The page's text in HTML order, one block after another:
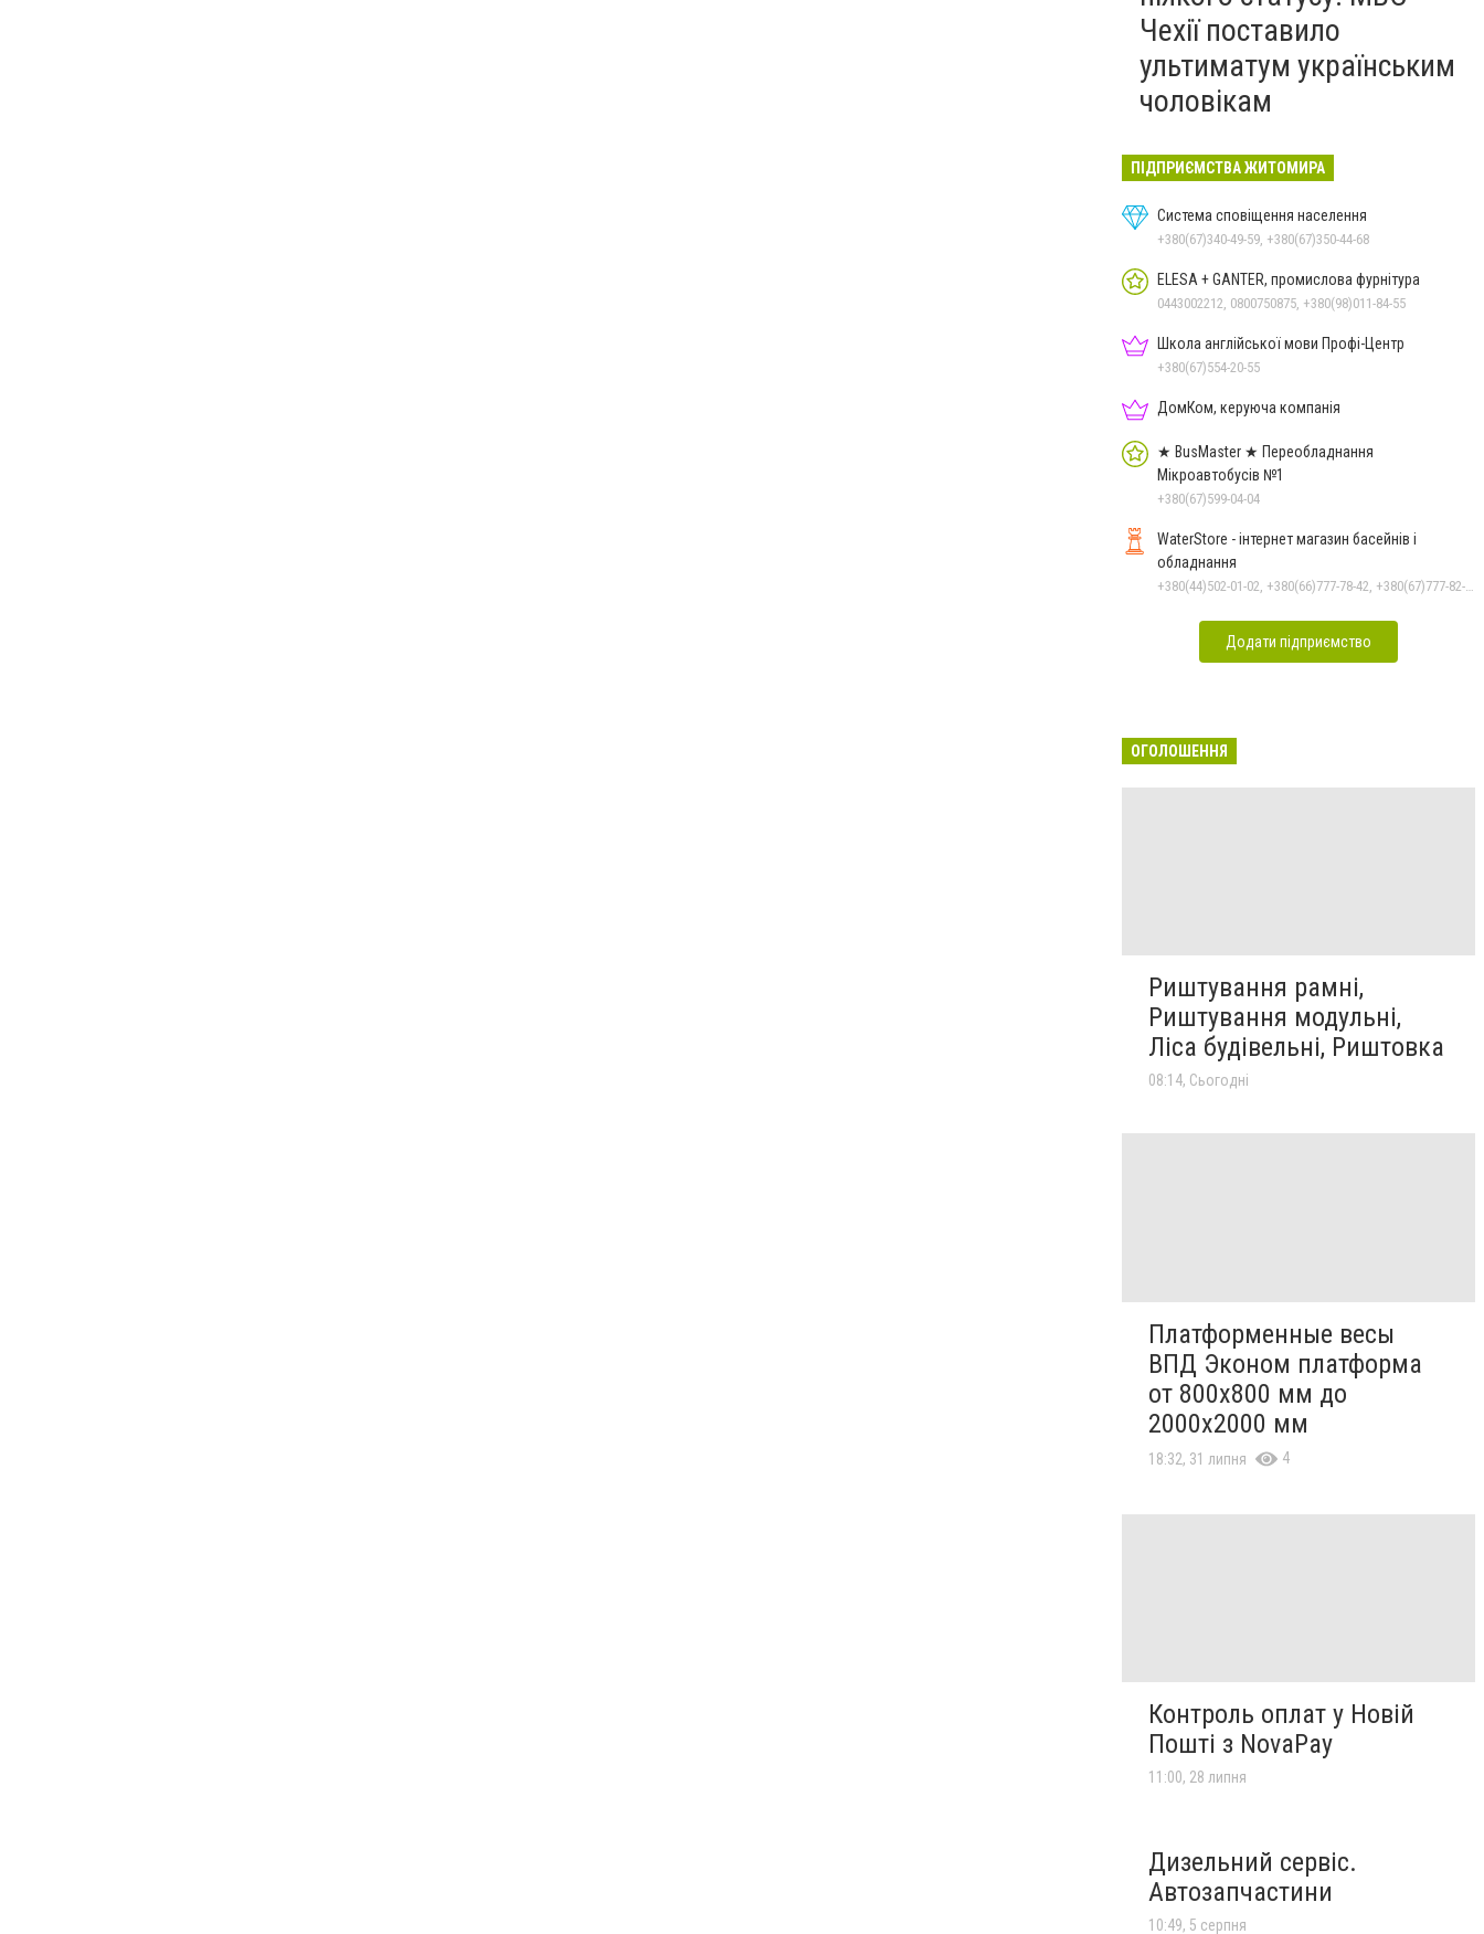
Чехії поставило
ультиматум українським
чоловікам
ПІДПРИЄМСТВА ЖИТОМИРА
Система сповіщення населення
+380(67)340-49-59, +380(67)350-44-68
ELESA + GANTER, промислова фурнітура
0443002212, 0800750875, +380(98)011-84-55
Школа англійської мови Профі-Центр
+380(67)554-20-55
ДомКом, керуюча компанія
★ BusMaster ★ Переобладнання
Мікроавтобусів №1
+380(67)599-04-04
WaterStore - інтернет магазин басейнів і
обладнання
+380(44)502-01-02, +380(66)777-78-42, +380(67)777-82-19, +380(67)890-80-80, +380(73)890-80-80, +380(44)502-01-03
Додати підприємство
ОГОЛОШЕННЯ
Риштування рамні,
Риштування модульні,
Ліса будівельні, Риштовка
08:14, Сьогодні
Платформенные весы
ВПД Эконом платформа
от 800х800 мм до
2000х2000 мм
18:32, 31 липня 4
Контроль оплат у Новій
Пошті з NovaPay
11:00, 28 липня
Дизельний сервіс.
Автозапчастини
10:49, 5 серпня